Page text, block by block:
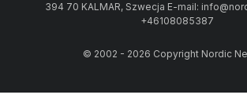
394 70 KALMAR, Szwecja E-mail:
+46108085387
© 2002 - 2026 Copyright Nordic